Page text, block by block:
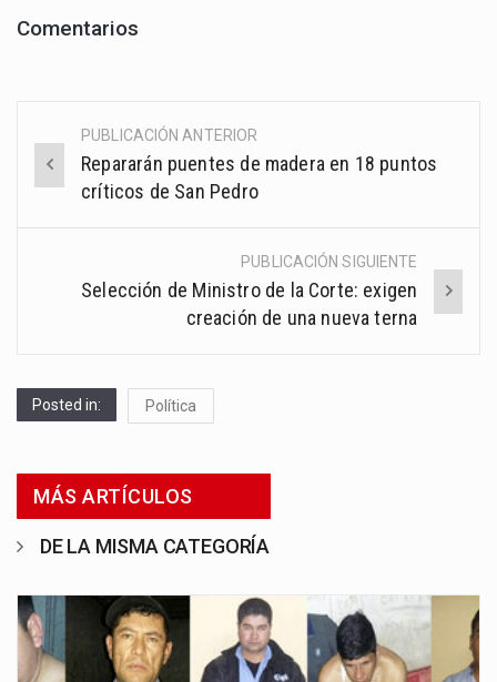
Comentarios
Post
navigation
PUBLICACIÓN ANTERIOR
Repararán puentes de madera en 18 puntos
críticos de San Pedro
PUBLICACIÓN SIGUIENTE
Selección de Ministro de la Corte: exigen
creación de una nueva terna
Posted in: Política
MÁS ARTÍCULOS
DE LA MISMA CATEGORÍA